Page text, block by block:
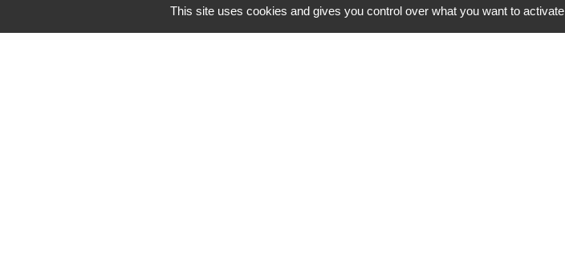
This site uses cookies and gives you control over what you want to activate